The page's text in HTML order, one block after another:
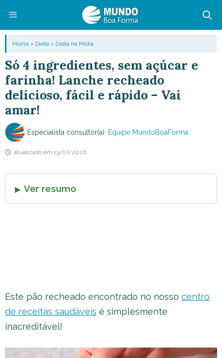
conteúdo
Menu
Home » Dieta » Dieta na Mídia
Só 4 ingredientes, sem açúcar e
farinha! Lanche recheado
delicioso, fácil e rápido – Vai
amar!
Especialista consultor(a): Equipe MundoBoaForma
atualizado em 13/07/2026
Ver resumo
Este pão recheado encontrado no nosso centro
de receitas saudáveis é simplesmente
inacreditável!